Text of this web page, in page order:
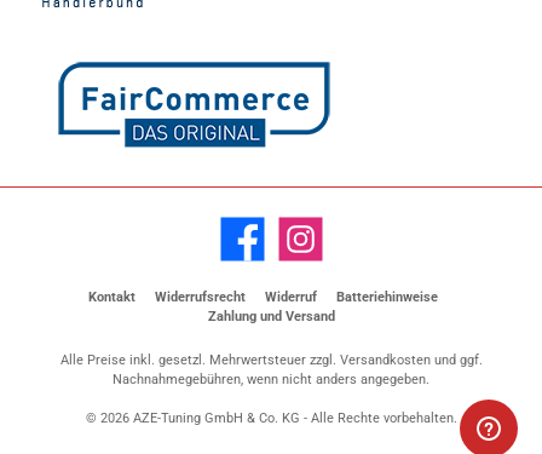
Facebook Instagram
Kontakt Widerrufsrecht Widerruf
Batteriehinweise
Zahlung und Versand
Alle Preise inkl. gesetzl. Mehrwertsteuer zzgl. Versandkostenund ggf.
Nachnahmegebühren, wenn nicht anders angegeben.
© 2026 AZE-Tuning GmbH & Co. KG - Alle Rechte vorbehalten.